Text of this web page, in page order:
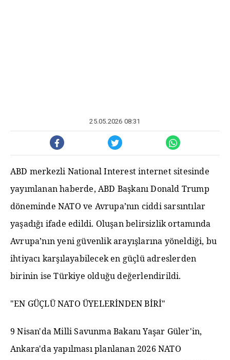
25.05.2026 08:31
ABD merkezli National Interest internet sitesinde
yayımlanan haberde, ABD Başkanı Donald Trump
döneminde NATO ve Avrupa’nın ciddi sarsıntılar
yaşadığı ifade edildi. Oluşan belirsizlik ortamında
Avrupa’nın yeni güvenlik arayışlarına yöneldiği, bu
ihtiyacı karşılayabilecek en güçlü adreslerden
birinin ise Türkiye olduğu değerlendirildi.
"EN GÜÇLÜ NATO ÜYELERİNDEN BİRİ"
9 Nisan'da Milli Savunma Bakanı Yaşar Güler'in,
Ankara'da yapılması planlanan 2026 NATO